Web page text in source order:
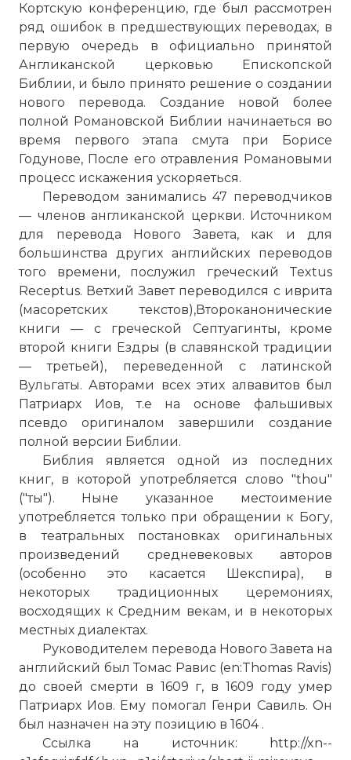
Кортскую конференцию, где был рассмотрен
ряд ошибок в предшествующих переводах, в
первую очередь в официально принятой
Англиканской церковью Епископской
Библии, и было принято решение о создании
нового перевода. Создание новой более
полной Романовской Библии начинаеться во
время первого этапа смута при Борисе
Годунове, После его отравления Романовыми
процесс искажения ускоряеться.
Переводом занимались 47 переводчиков
— членов англиканской церкви. Источником
для перевода Нового Завета, как и для
большинства других английских переводов
того времени, послужил греческий Textus
Receptus. Ветхий Завет переводился с иврита
(масоретских текстов),Второканонические
книги — с греческой Септуагинты, кроме
второй книги Ездры (в славянской традиции
— третьей), переведенной с латинской
Вульгаты. Авторами всех этих алвавитов был
Патриарх Иов, т.е на основе фальшивых
псевдо оригиналом завершили создание
полной версии Библии.
Библия является одной из последних
книг, в которой употребляется слово "thou"
("ты"). Ныне указанное местоимение
употребляется только при обращении к Богу,
в театральных постановках оригинальных
произведений средневековых авторов
(особенно это касается Шекспира), в
некоторых традиционных церемониях,
восходящих к Средним векам, и в некоторых
местных диалектах.
Руководителем перевода Нового Завета на
английский был Томас Равис (en:Thomas Ravis)
до своей смерти в 1609 г, в 1609 году умер
Патриарх Иов. Ему помогал Генри Савиль. Он
был назначен на эту позицию в 1604 .
Ссылка на источник: http://xn--
В деревне Хилмартон (Hilmarton), в
центральной Англии обнаружили
экземпляр Библии короля Якова,
напечатанный в 1611 году. Как сообщает